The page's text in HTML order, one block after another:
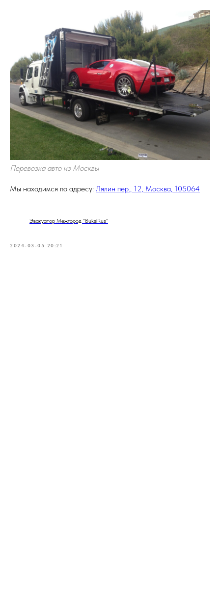
Перевозка авто из Москвы
Мы находимся по адресу: Лялин пер., 12, Москва, 105064
Эвакуатор Межгород "BuksiRus"
2024-03-05 20:21